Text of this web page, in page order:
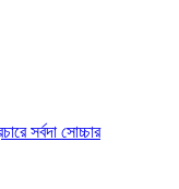
সর্বদা সোচ্চার